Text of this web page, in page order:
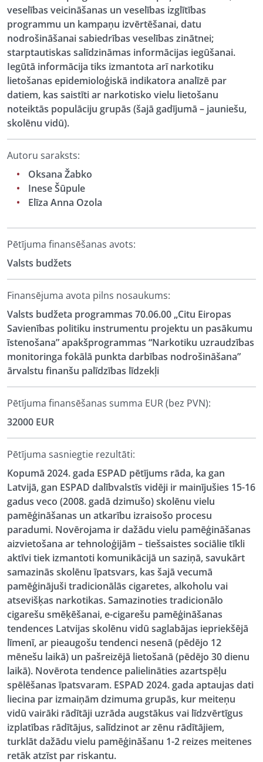
veselības veicināšanas un veselības izglītības
programmu un kampaņu izvērtēšanai, datu
nodrošināšanai sabiedrības veselības zinātnei;
starptautiskas salīdzināmas informācijas iegūšanai.
Iegūtā informācija tiks izmantota arī narkotiku
lietošanas epidemioloģiskā indikatora analīzē par
datiem, kas saistīti ar narkotisko vielu lietošanu
noteiktās populāciju grupās (šajā gadījumā – jauniešu,
skolēnu vidū).
Autoru saraksts:
Oksana Žabko
Inese Šūpule
Elīza Anna Ozola
Pētījuma finansēšanas avots:
Valsts budžets
Finansējuma avota pilns nosaukums:
Valsts budžeta programmas 70.06.00 „Citu Eiropas
Savienības politiku instrumentu projektu un pasākumu
īstenošana” apakšprogrammas “Narkotiku uzraudzības
monitoringa fokālā punkta darbības nodrošināšana”
ārvalstu finanšu palīdzības līdzekļi
Pētījuma finansēšanas summa EUR (bez PVN):
32000 EUR
Pētījuma sasniegtie rezultāti:
Kopumā 2024. gada ESPAD pētījums rāda, ka gan
Latvijā, gan ESPAD dalībvalstīs vidēji ir mainījušies 15-16
gadus veco (2008. gadā dzimušo) skolēnu vielu
pamēģināšanas un atkarību izraisošo procesu
paradumi. Novērojama ir dažādu vielu pamēģināšanas
aizvietošana ar tehnoloģijām – tiešsaistes sociālie tīkli
aktīvi tiek izmantoti komunikācijā un saziņā, savukārt
samazinās skolēnu īpatsvars, kas šajā vecumā
pamēģinājuši tradicionālās cigaretes, alkoholu vai
atsevišķas narkotikas. Samazinoties tradicionālo
cigarešu smēķēšanai, e-cigarešu pamēģināšanas
tendences Latvijas skolēnu vidū saglabājas iepriekšējā
līmenī, ar pieaugošu tendenci nesenā (pēdējo 12
mēnešu laikā) un pašreizējā lietošanā (pēdējo 30 dienu
laikā). Novērota tendence palielināties azartspēļu
spēlēšanas īpatsvaram. ESPAD 2024. gada aptaujas dati
liecina par izmaiņām dzimuma grupās, kur meiteņu
vidū vairāki rādītāji uzrāda augstākus vai līdzvērtīgus
izplatības rādītājus, salīdzinot ar zēnu rādītājiem,
turklāt dažādu vielu pamēģināšanu 1-2 reizes meitenes
retāk atzīst par riskantu.